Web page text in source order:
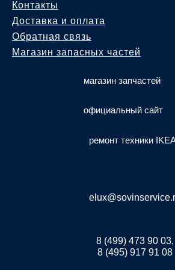
Контакты
Доставка и оплата
Обратная связь
Магазин запасных частей
магазин запчастей
официальный сайт
ремонт техники
8 (499) 473 90 03,
8 (495) 917 91 08